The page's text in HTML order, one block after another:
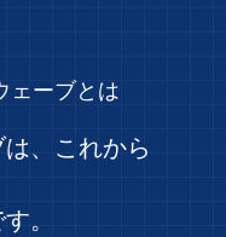
ェーブとは
、これから
。